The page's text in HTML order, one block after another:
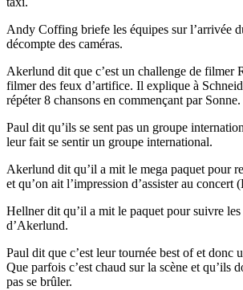
Andy Coffing briefe les équipes sur l’arrivée
décompte des caméras.
Akerlund dit que c’est un challenge de filmer
filmer des feux d’artifice. Il explique à
répéter 8 chansons en commençant par Sonne.
Paul dit qu’ils se sent pas un groupe
leur fait se sentir un groupe international.
Akerlund dit qu’il a mit le mega paquet pour
et qu’on ait l’impression d’assister au concert
Hellner dit qu’il a mit le paquet pour suivre les
d’Akerlund.
Paul dit que c’est leur tournée best of et donc
Que parfois c’est chaud sur la scène et qu’ils
pas se brûler.